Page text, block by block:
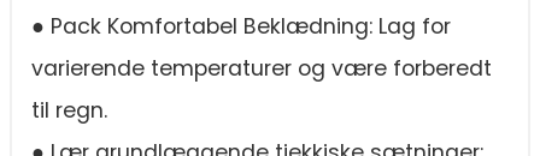
● Pack Komfortabel Beklædning: Lag for
varierende temperaturer og være forberedt
til regn.